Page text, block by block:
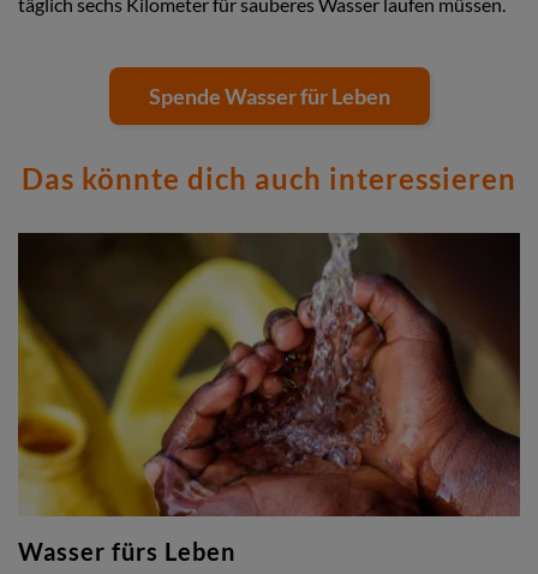
täglich sechs Kilometer für sauberes Wasser laufen müssen.
Spende Wasser für Leben
Das könnte dich auch interessieren
Wasser fürs Leben